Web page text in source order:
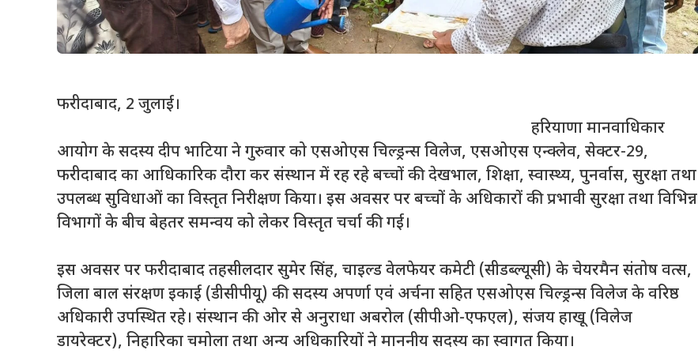
फरीदाबाद, 2 जुलाई।
हरियाणा मानवाधिकार
आयोग के सदस्य दीप भाटिया ने गुरुवार को एसओएस चिल्ड्रन्स विलेज, एसओएस एन्क्लेव, सेक्टर-29,
फरीदाबाद का आधिकारिक दौरा कर संस्थान में रह रहे बच्चों की देखभाल, शिक्षा, स्वास्थ्य, पुनर्वास, सुरक्षा तथा
उपलब्ध सुविधाओं का विस्तृत निरीक्षण किया। इस अवसर पर बच्चों के अधिकारों की प्रभावी सुरक्षा तथा विभिन्न
विभागों के बीच बेहतर समन्वय को लेकर विस्तृत चर्चा की गई।
इस अवसर पर फरीदाबाद तहसीलदार सुमेर सिंह, चाइल्ड वेलफेयर कमेटी (सीडब्ल्यूसी) के चेयरमैन संतोष वत्स,
जिला बाल संरक्षण इकाई (डीसीपीयू) की सदस्य अपर्णा एवं अर्चना सहित एसओएस चिल्ड्रन्स विलेज के वरिष्ठ
अधिकारी उपस्थित रहे। संस्थान की ओर से अनुराधा अबरोल (सीपीओ-एफएल), संजय हाखू (विलेज
डायरेक्टर), निहारिका चमोला तथा अन्य अधिकारियों ने माननीय सदस्य का स्वागत किया।